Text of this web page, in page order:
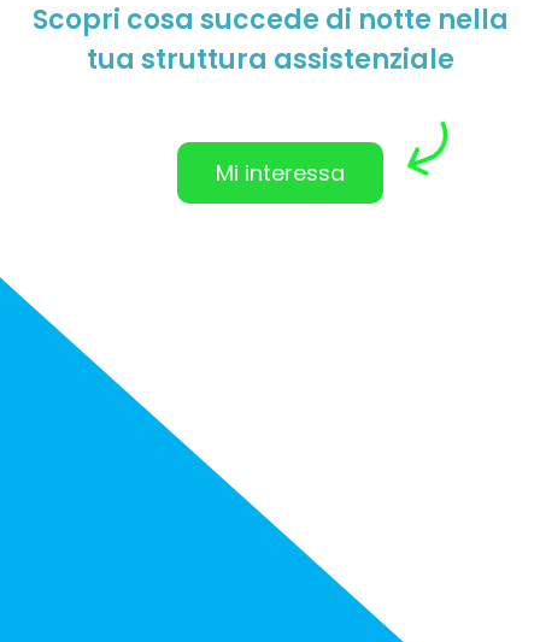
Scopri cosa succede di notte nella
tua struttura assistenziale
Mi interessa